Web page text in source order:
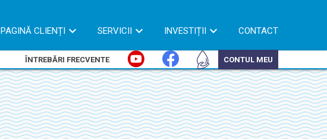
PAGINĂ CLIENȚI SERVICII INVESTIȚII CONTACT
ÎNTREBĂRI FRECVENTE CONTUL MEU